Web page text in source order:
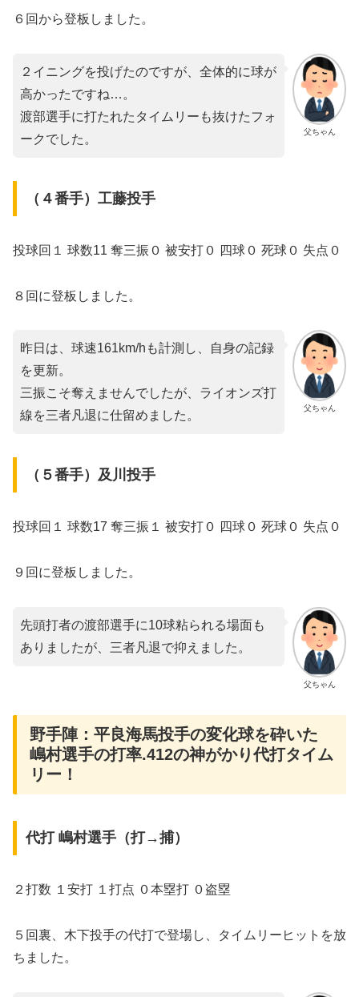
６回から登板しました。
父ちゃん
２イニングを投げたのですが、全体的に球が
高かったですね…。
渡部選手に打たれたタイムリーも抜けたフォ
ークでした。
（４番手）工藤投手
投球回１ 球数11 奪三振０ 被安打０ 四球０ 死球０ 失点０
８回に登板しました。
父ちゃん
昨日は、球速161km/hも計測し、自身の記録
を更新。
三振こそ奪えませんでしたが、ライオンズ打
線を三者凡退に仕留めました。
（５番手）及川投手
投球回１ 球数17 奪三振１ 被安打０ 四球０ 死球０ 失点０
９回に登板しました。
父ちゃん
先頭打者の渡部選手に10球粘られる場面も
ありましたが、三者凡退で抑えました。
野手陣：平良海馬投手の変化球を砕いた
嶋村選手の打率.412の神がかり代打タイム
リー！
代打 嶋村選手（打→捕）
２打数 １安打 １打点 ０本塁打 ０盗塁
５回裏、木下投手の代打で登場し、タイムリーヒットを放
ちました。